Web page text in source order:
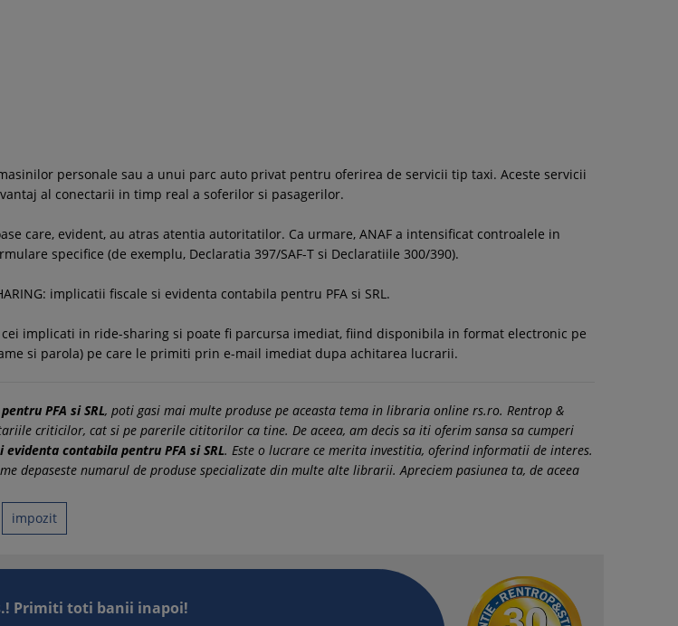
personale sau a unui parc auto privat pentru oferirea de servicii tip taxi. Aceste servicii
al conectarii in timp real a soferilor si pasagerilor.
care, evident, au atras atentia autoritatilor. Ca urmare, ANAF a intensificat controalele in
specifice (de exemplu, Declaratia 397/SAF-T si Declaratiile 300/390).
implicatii fiscale si evidenta contabila pentru PFA si SRL.
implicati in ride-sharing si poate fi parcursa imediat, fiind disponibila in format electronic pe
si parola) pe care le primiti prin e-mail imediat dupa achitarea lucrarii.
PFA si SRL, poti gasi mai multe produse pe aceasta tema in libraria online rs.ro. Rentrop &
criticilor, cat si pe parerile cititorilor ca tine. De aceea, am decis sa iti oferim sansa sa cumperi
contabila pentru PFA si SRL. Este o lucrare ce merita investitia, oferind informatii de interes.
depaseste numarul de produse specializate din multe alte librarii. Apreciem pasiunea ta, de aceea
impozit
Primiti toti banii inapoi!